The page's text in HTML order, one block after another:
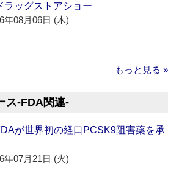
ラッグストアショー
年08月06日 (木)
もっと見る »
ス‐FDA関連‐
が世界初の経口PCSK9阻害薬を承
年07月21日 (火)